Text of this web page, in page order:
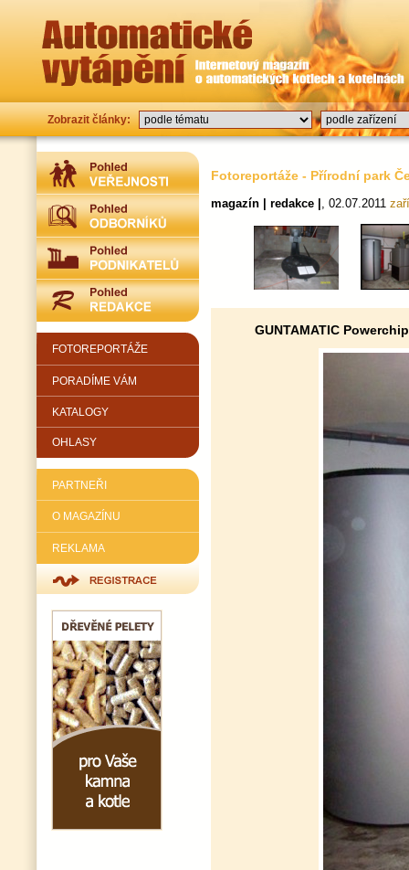
Zobrazit články:
FOTOREPORTÁŽE
PORADÍME VÁM
KATALOGY
OHLASY
PARTNEŘI
O MAGAZÍNU
REKLAMA
Fotoreportáže - Přírodní park
magazín | redakce | , 02.07.2011
GUNTAMATIC